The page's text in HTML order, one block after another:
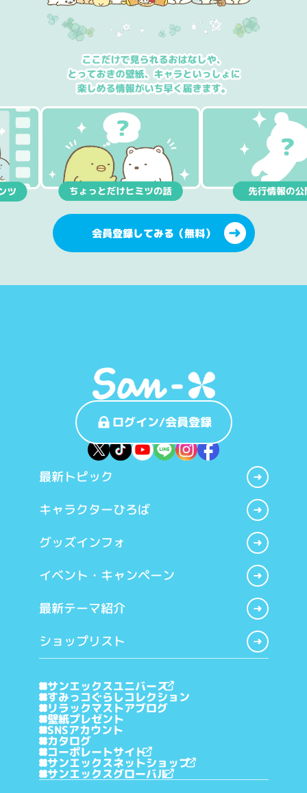
会員登録してみる（無料）
ログイン/会員登録
最新トピック
キャラクターひろば
グッズインフォ
イベント・キャンペーン
最新テーマ紹介
ショップリスト
サンエックスユニバース
すみっコぐらしコレクション
リラックマストアブログ
壁紙プレゼント
SNSアカウント
カタログ
コーポレートサイト
サンエックスネットショップ
サンエックスグローバル